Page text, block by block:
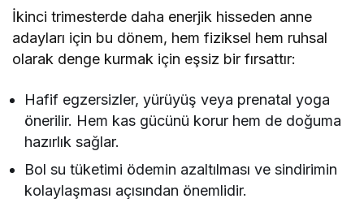
İkinci trimesterde daha enerjik hisseden anne
adayları için bu dönem, hem fiziksel hem ruhsal
olarak denge kurmak için eşsiz bir fırsattır:
Hafif egzersizler, yürüyüş veya prenatal yoga
önerilir. Hem kas gücünü korur hem de doğuma
hazırlık sağlar.
Bol su tüketimi ödemin azaltılması ve sindirimin
kolaylaşması açısından önemlidir.